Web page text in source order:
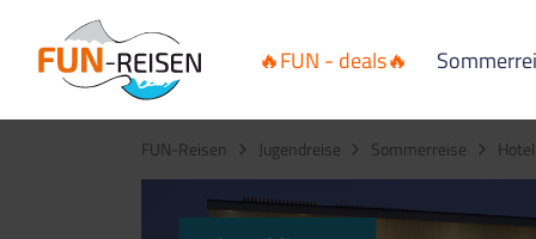
🔥FUN - deals🔥
FUN-Reisen Jugendreise Sommerreise